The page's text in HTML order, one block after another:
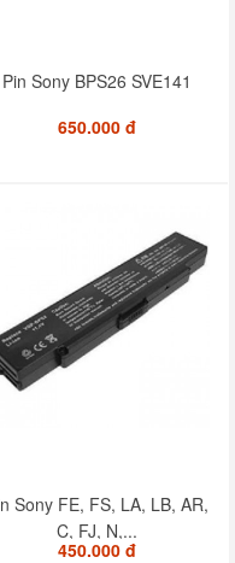
Pin Sony BPS26 SVE141
650.000 đ
Sony FE, FS, LA, LB, AR,
C, FJ, N,...
450.000 đ